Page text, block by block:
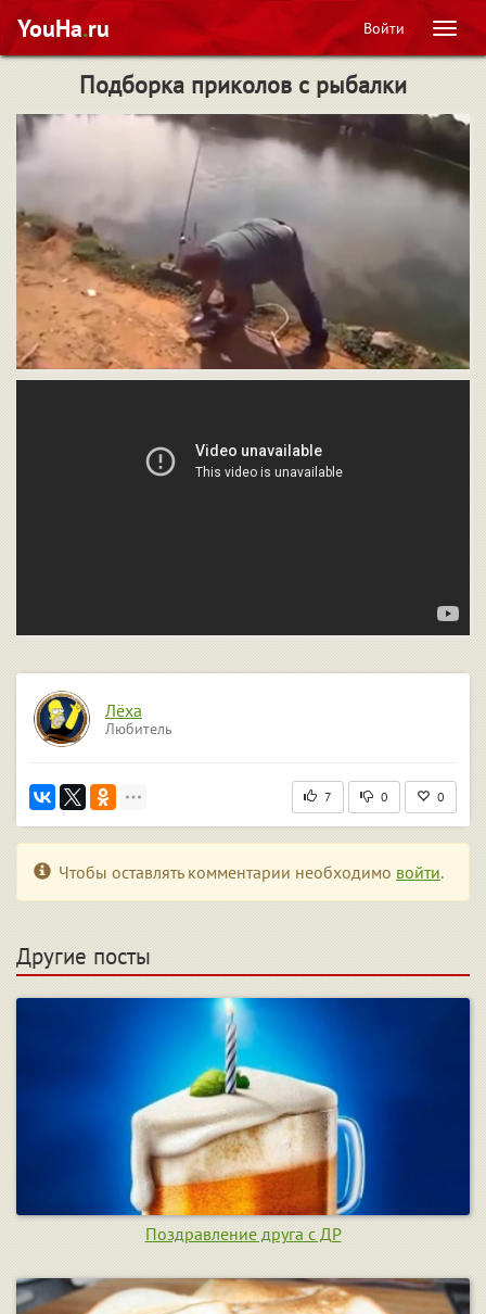
YouHa.ru Войти
Подборка приколов с рыбалки
Лёха
Любитель
7 0 0
Чтобы оставлять комментарии необходимо войти.
Другие посты
Поздравление друга с ДР